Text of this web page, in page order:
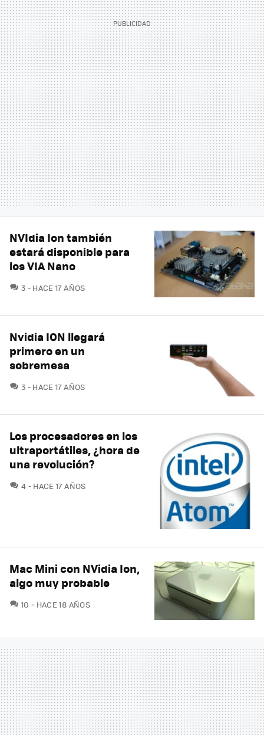
NVIdia Ion también
estará disponible para
los VIA Nano
3 COMENTARIOS
HACE 17 AÑOS
Nvidia ION llegará
primero en un
sobremesa
3 COMENTARIOS
HACE 17 AÑOS
Los procesadores en los
ultraportátiles, ¿hora de
una revolución?
4 COMENTARIOS
HACE 17 AÑOS
Mac Mini con NVidia Ion,
algo muy probable
10 COMENTARIOS
HACE 18 AÑOS